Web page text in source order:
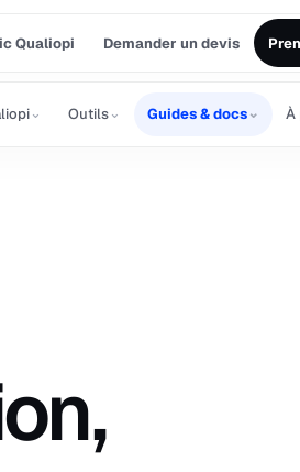
Qualiopi Demander un devis
⌄ Outils⌄ Guides & docs⌄ À